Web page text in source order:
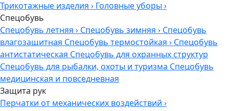
Трикотажные изделия › Головные уборы ›
Спецобувь
Спецобувь летняя › Спецобувь зимняя › Спецобувь
влагозащитная Спецобувь термостойкая › Спецобувь
антистатическая Спецобувь для охранных структур
Спецобувь для рыбалки, охоты и туризма Спецобувь
медицинская и повседневная
Защита рук
Перчатки от механических воздействий ›